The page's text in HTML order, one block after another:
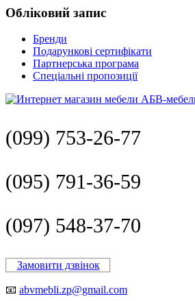
Обліковий запис
Бренди
Подарункові сертифікати
Партнерська програма
Спеціальні пропозиції
(099) 753-26-77
(095) 791-36-59
(097) 548-37-70
Замовити дзвінок
📧 abvmebli.zp@gmail.com